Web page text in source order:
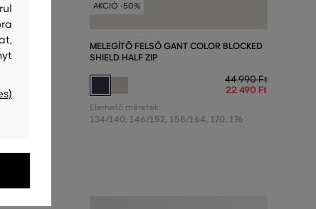
17 490 Ft
8 740 Ft
AKCIÓ -50%
MELEGÍTŐ FELSŐ GANT COLOR BLOCKED
SHIELD HALF ZIP
44 990 Ft
22 490 Ft
Elérhető méretek:
134/140, 146/152, 158/164, 170, 176